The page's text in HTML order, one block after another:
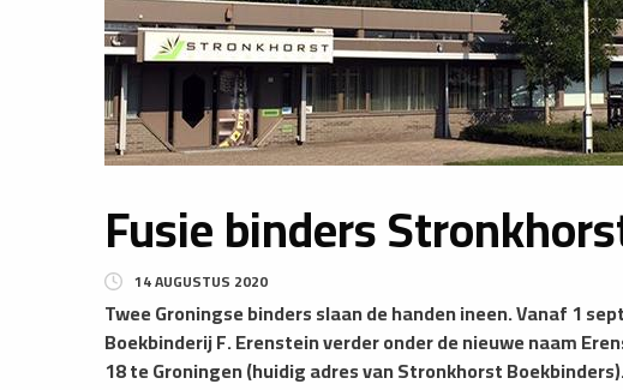
Fusie binders
14 AUGUSTUS 2020
Twee Groningse binders slaan de handen ineen. Vanaf 1
Boekbinderij F. Erenstein verder onder de nieuwe naam
18 te Groningen (huidig adres van Stronkhorst